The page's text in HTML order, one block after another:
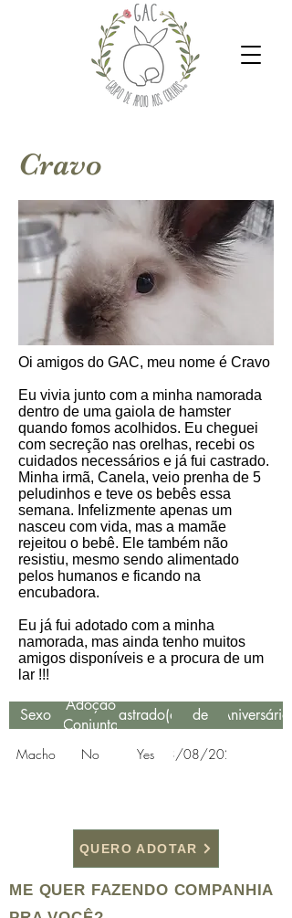
Cravo
Oi amigos do GAC, meu nome é Cravo
Eu vivia junto com a minha namorada
dentro de uma gaiola de hamster
quando fomos acolhidos. Eu cheguei
com secreção nas orelhas, recebi os
cuidados necessários e já fui castrado.
Minha irmã, Canela, veio prenha de 5
peludinhos e teve os bebês essa
semana. Infelizmente apenas um
nasceu com vida, mas a mamãe
rejeitou o bebê. Ele também não
resistiu, mesmo sendo alimentado
pelos humanos e ficando na
encubadora.
Eu já fui adotado com a minha
namorada, mas ainda tenho muitos
amigos disponíveis e a procura de um
lar !!!
Sexo
Adoção
Conjunta
Castrado(a)
de
Resgate
Aniversário
Macho No Yes 03/08/2021
QUERO ADOTAR
ME QUER FAZENDO COMPANHIA